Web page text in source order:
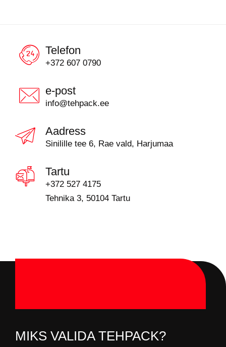
Telefon
+372 607 0790
e-post
info@tehpack.ee
Aadress
Sinilille tee 6, Rae vald, Harjumaa
Tartu
+372 527 4175
Tehnika 3, 50104 Tartu
MIKS VALIDA TEHPACK?